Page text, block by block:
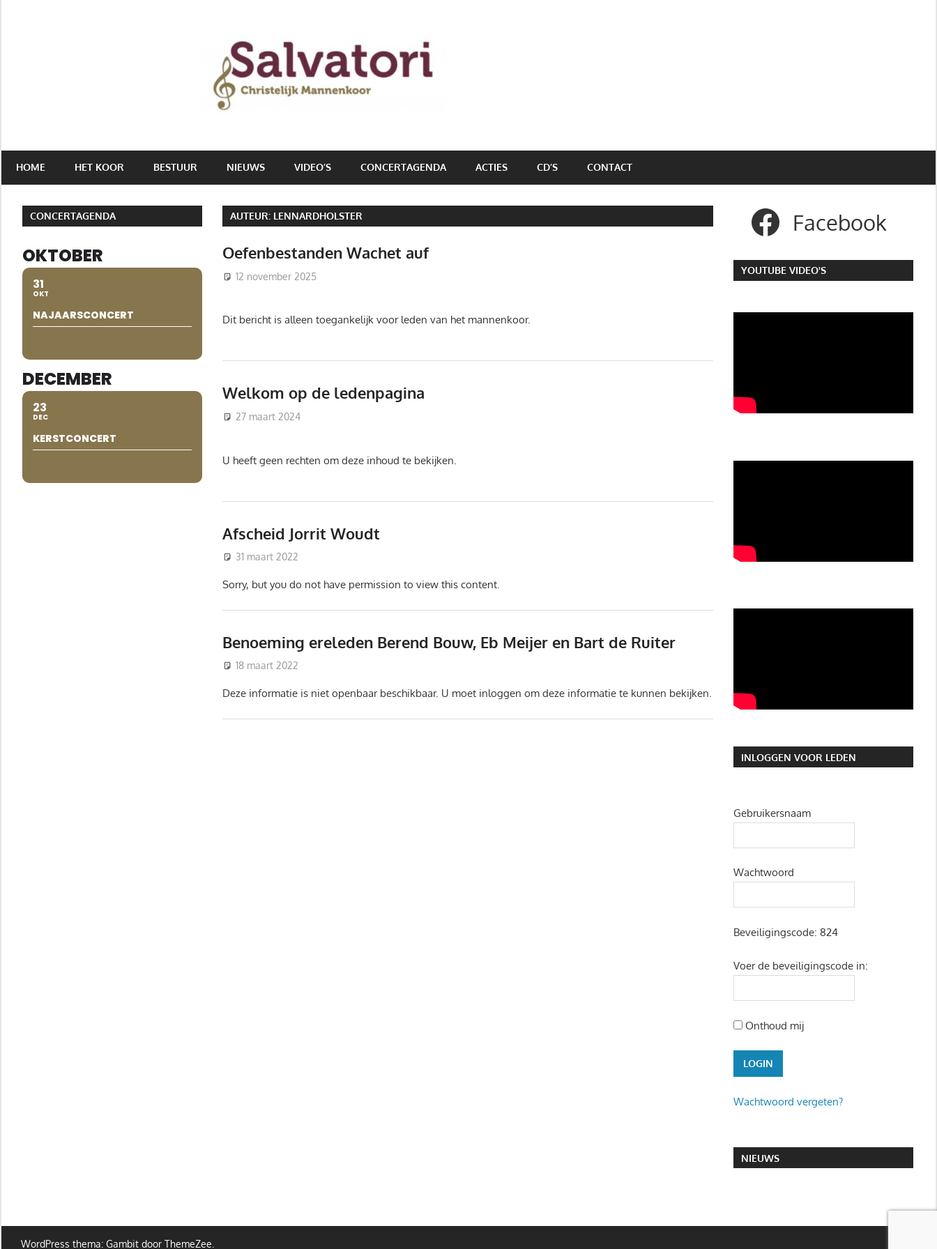
HOME HET KOOR BESTUUR NIEUWS VIDEO’S CONCERTAGENDA ACTIES CD’S CONTACT
AUTEUR: LENNARDHOLSTER
Oefenbestanden Wachet auf
12 november 2025
Dit bericht is alleen toegankelijk voor leden van het mannenkoor.
Welkom op de ledenpagina
27 maart 2024
U heeft geen rechten om deze inhoud te bekijken.
Afscheid Jorrit Woudt
31 maart 2022
Sorry, but you do not have permission to view this content.
Benoeming ereleden Berend Bouw, Eb Meijer en Bart de Ruiter
18 maart 2022
Deze informatie is niet openbaar beschikbaar. U moet inloggen om deze informatie te kunnen bekijken.
CONCERTAGENDA
OKTOBER
31
OKT
NAJAARSCONCERT
DECEMBER
23
DEC
KERSTCONCERT
Facebook
YOUTUBE VIDEO'S
INLOGGEN VOOR LEDEN
Gebruikersnaam
Wachtwoord
Beveiligingscode: 824
Voer de beveiligingscode in:
Onthoud mij
Wachtwoord vergeten?
NIEUWS
WordPress thema: Gambit door ThemeZee.